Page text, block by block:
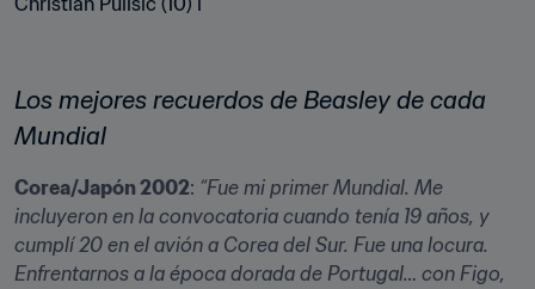
Los mejores recuerdos de Beasley de cada
Mundial
Corea/Japón 2002: “Fue mi primer Mundial. Me
incluyeron en la convocatoria cuando tenía 19 años, y
cumplí 20 en el avión a Corea del Sur. Fue una locura.
Enfrentarnos a la época dorada de Portugal… con Figo,